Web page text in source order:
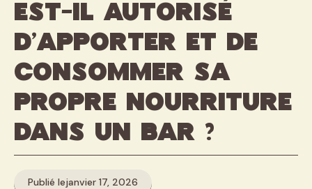
Est-il autorisé
d’apporter et de
consommer sa
propre nourriture
dans un bar ?
Publié lejanvier 17, 2026